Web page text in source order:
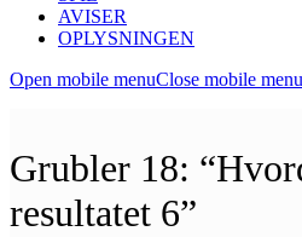
AVISER
OPLYSNINGEN
Open mobile menuClose mobile menu
Grubler 18:
resultatet 6”